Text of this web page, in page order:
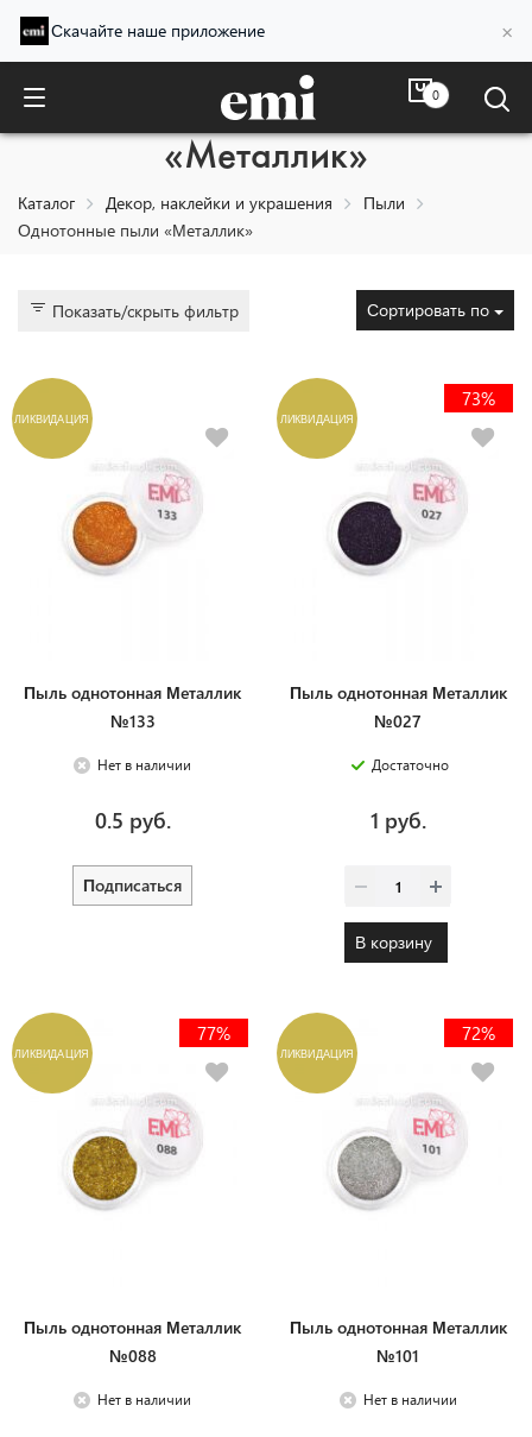
Скачайте наше приложение ×
0
Однотонные пыли
«Металлик»
Каталог Декор, наклейки и украшения
Пыли
Однотонные пыли «Металлик»
Показать/скрыть фильтр Сортировать по
ЛИКВИДАЦИЯ
Пыль однотонная Металлик
№133
Нет в наличии
0.5 руб.
Подписаться
ЛИКВИДАЦИЯ
73%
Пыль однотонная Металлик
№027
Достаточно
1 руб.
В корзину
ЛИКВИДАЦИЯ
77%
Пыль однотонная Металлик
№088
Нет в наличии
ЛИКВИДАЦИЯ
72%
Пыль однотонная Металлик
№101
Нет в наличии